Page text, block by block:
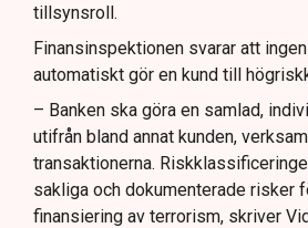
tillsynsroll.
Finansinspektionen svarar att
automatiskt gör en kund till
– Banken ska göra en samlad,
utifrån bland annat kunden,
transaktionerna.
sakliga och dokumenterade risker
finansiering av terrorism, skriver